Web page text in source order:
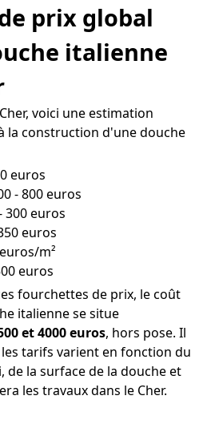
prix global
italienne
voici une estimation
la construction d'une douche
euros
- 800 euros
300 euros
euros
m²
euros
fourchettes de prix, le coût
italienne se situe
et 4000 euros, hors pose. Il
tarifs varient en fonction du
de la surface de la douche et
les travaux dans le Cher.